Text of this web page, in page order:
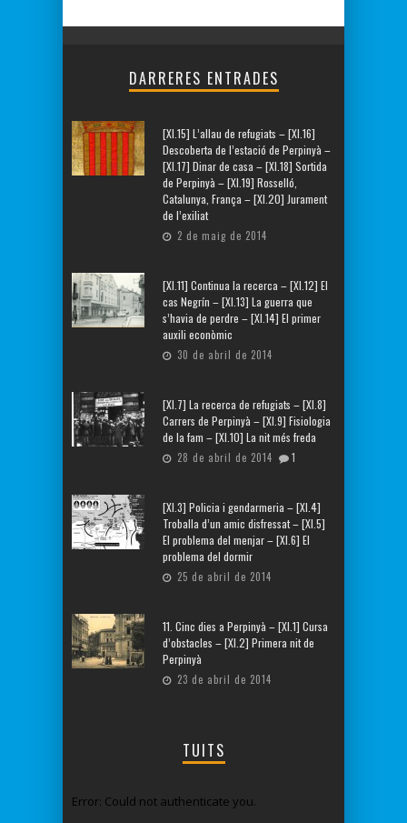
DARRERES ENTRADES
[XI.15] L’allau de refugiats – [XI.16]
Descoberta de l’estació de Perpinyà –
[XI.17] Dinar de casa – [XI.18] Sortida
de Perpinyà – [XI.19] Rosselló,
Catalunya, França – [XI.20] Jurament
de l’exiliat
2 de maig de 2014
[XI.11] Continua la recerca – [XI.12] El
cas Negrín – [XI.13] La guerra que
s’havia de perdre – [XI.14] El primer
auxili econòmic
30 de abril de 2014
[XI.7] La recerca de refugiats – [XI.8]
Carrers de Perpinyà – [XI.9] Fisiologia
de la fam – [XI.10] La nit més freda
28 de abril de 2014 1
[XI.3] Policia i gendarmeria – [XI.4]
Troballa d’un amic disfressat – [XI.5]
El problema del menjar – [XI.6] El
problema del dormir
25 de abril de 2014
11. Cinc dies a Perpinyà – [XI.1] Cursa
d’obstacles – [XI.2] Primera nit de
Perpinyà
23 de abril de 2014
TUITS
Error: Could not authenticate you.